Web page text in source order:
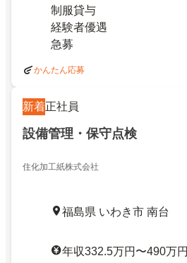
制服貸与
経験者優遇
急募
かんたん応募
新着正社員
設備管理・保守点検
住化加工紙株式会社
福島県 いわき市 南台
年収332.5万円〜490万円